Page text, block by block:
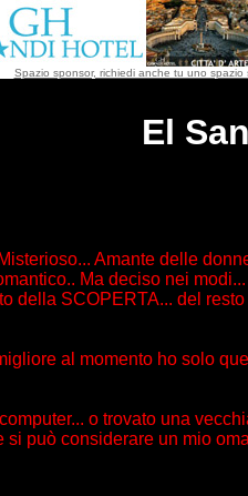
Spazio sponsor, richiedi anche tu uno
El
Amante delle
Ma deciso nei modi...
della SCOPERTA... del
al momento ho solo
o trovato una
si può considerare un mio